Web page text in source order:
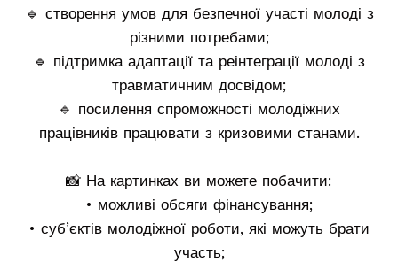
🔹 створення умов для безпечної участі молоді з
різними потребами;
🔹 підтримка адаптації та реінтеграції молоді з
травматичним досвідом;
🔹 посилення спроможності молодіжних
працівників працювати з кризовими станами.
📸 На картинках ви можете побачити:
• можливі обсяги фінансування;
• суб’єктів молодіжної роботи, які можуть брати
участь;